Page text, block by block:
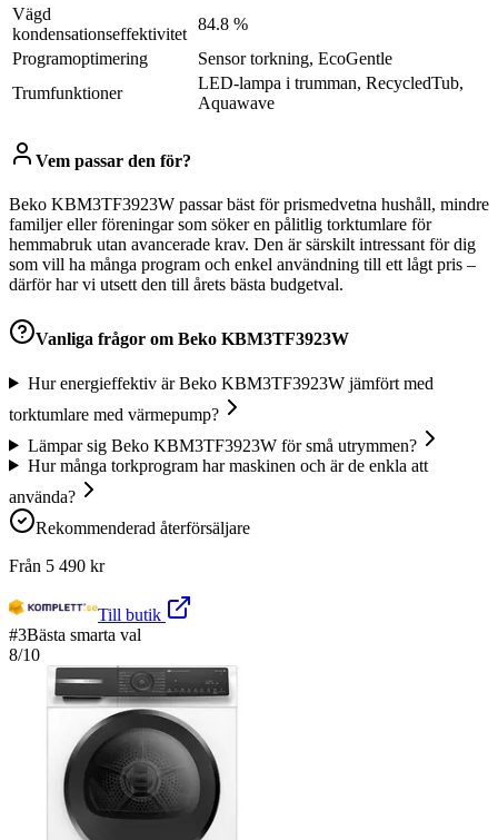
Vägd
kondensationseffektivitet
84.8 %
Programoptimering
Sensor torkning, EcoGentle
Trumfunktioner
LED-lampa i trumman, RecycledTub,
Aquawave
Vem passar den för?
Beko KBM3TF3923W passar bäst för prismedvetna hushåll, mindre
familjer eller föreningar som söker en pålitlig torktumlare för
hemmabruk utan avancerade krav. Den är särskilt intressant för dig
som vill ha många program och enkel användning till ett lågt pris –
därför har vi utsett den till årets bästa budgetval.
Vanliga frågor om Beko KBM3TF3923W
Hur energieffektiv är Beko KBM3TF3923W jämfört med
torktumlare med värmepump?
Lämpar sig Beko KBM3TF3923W för små utrymmen?
Hur många torkprogram har maskinen och är de enkla att
använda?
Rekommenderad återförsäljare
Från 5 490 kr
Till butik
#3Bästa smarta val
8/10